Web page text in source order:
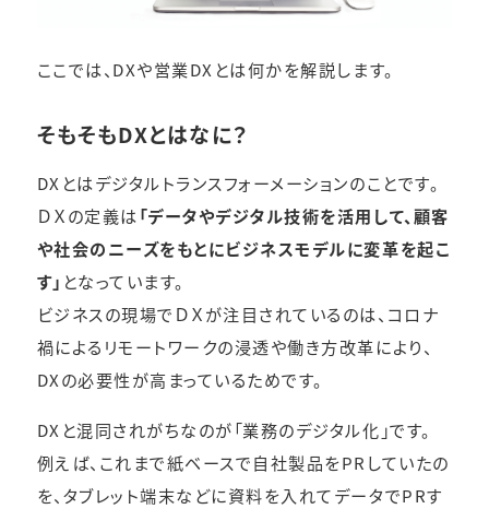
ここでは、DXや営業DXとは何かを解説します。
そもそもDXとはなに？
DXとはデジタルトランスフォーメーションのことです。
ＤＸの定義は「データやデジタル技術を活用して、顧客
や社会のニーズをもとにビジネスモデルに変革を起こ
す」 となっています。
ビジネスの現場でＤＸが注目されているのは、コロナ
禍によるリモートワークの浸透や働き方改革により、
DXの必要性が高まっているためです。
DXと混同されがちなのが「業務のデジタル化」です。
例えば、これまで紙ベースで自社製品をPRしていたの
を、タブレット端末などに資料を入れてデータでPRす